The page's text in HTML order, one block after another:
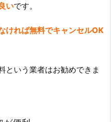
いです。
ければ無料でキャンセルOK
という業者はお勧めできま